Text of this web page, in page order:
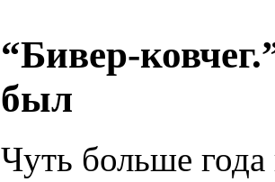
“Бивер-
был
Чуть больше года